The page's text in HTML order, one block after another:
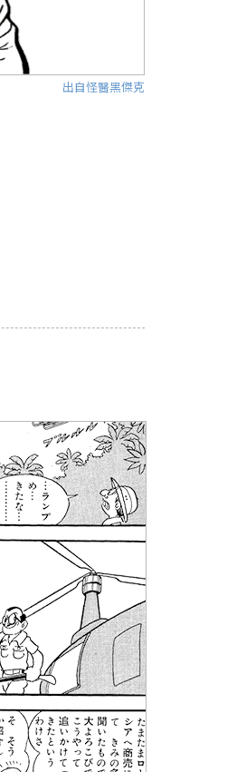
出自怪醫黑傑克